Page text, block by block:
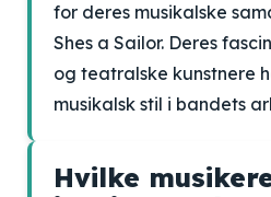
for deres musikalske
Shes a Sailor. Deres
og teatralske kunstnere
musikalsk stil i bandets
Hvilke